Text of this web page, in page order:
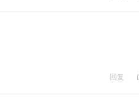
回复